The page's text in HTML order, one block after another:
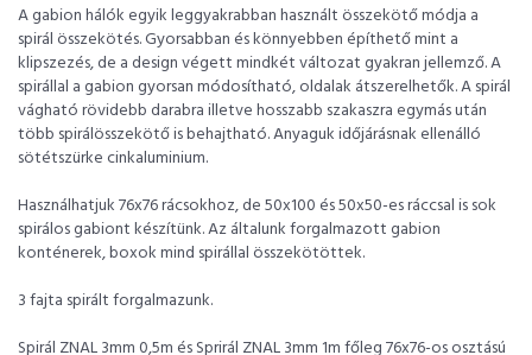
A gabion hálók egyik leggyakrabban használt összekötő módja a
spirál összekötés. Gyorsabban és könnyebben építhető mint a
klipszezés, de a design végett mindkét változat gyakran jellemző. A
spirállal a gabion gyorsan módosítható, oldalak átszerelhetők. A spirál
vágható rövidebb darabra illetve hosszabb szakaszra egymás után
több spirálösszekötő is behajtható. Anyaguk időjárásnak ellenálló
sötétszürke cinkaluminium.
Használhatjuk 76x76 rácsokhoz, de 50x100 és 50x50-es ráccsal is sok
spirálos gabiont készítünk. Az általunk forgalmazott gabion
konténerek, boxok mind spirállal összekötöttek.
3 fajta spirált forgalmazunk.
Spirál ZNAL 3mm 0,5m és Sprirál ZNAL 3mm 1m főleg 76x76-os osztású